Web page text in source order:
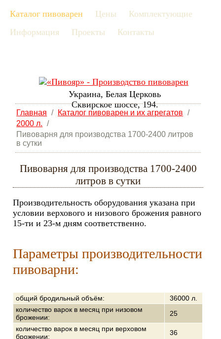
Каталог пивоварен Цены
Комплектующие
Информация
Проекты Контакты
Украина, Белая Церковь
Сквирское шоссе, 194.
Главная / Каталог пивоварен и их агрегатов
/
2000 л.
/
Пивоварня для производства 1700-2400 литров
в сутки
Пивоварня для производства 1700-2400
литров в сутки
Производительность оборудования указана при
условии верхового и низового брожения равного
15-ти и 23-м дням соответственно.
Параметры производительности
пивоварни:
общий бродильный объём:
36000 л.
количество варок в месяц при низовом
брожении:
25
количество варок в месяц при верховом
брожении:
36